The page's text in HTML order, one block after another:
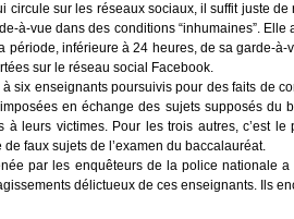
circule sur les réseaux sociaux, il suffit juste
à-vue dans des conditions “inhumaines”.
période, inférieure à 24 heures, de sa garde-
sur le réseau social Facebook.
six enseignants poursuivis pour des faits de
en échange des sujets supposés du
à leurs victimes. Pour les trois autres, c’est
faux sujets de l’examen du baccalauréat.
par les enquêteurs de la police nationale
délictueux de ces enseignants. Ils